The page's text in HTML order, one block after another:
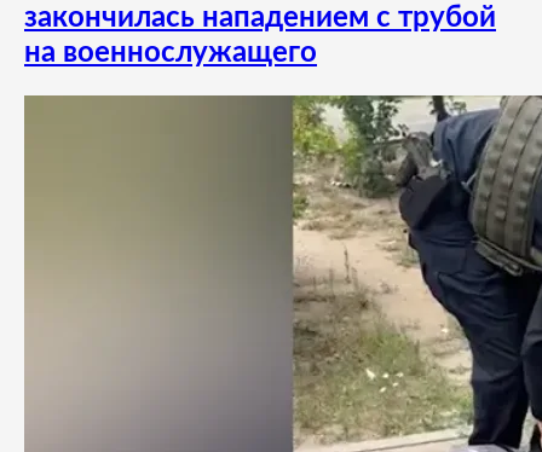
закончилась нападением с трубой
на военнослужащего